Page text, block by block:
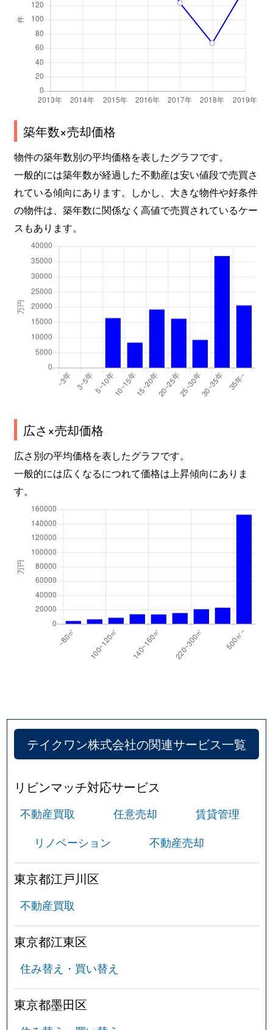
築年数×売却価格
物件の築年数別の平均価格を表したグラフです。
一般的には築年数が経過した不動産は安い値段で売買さ
れている傾向にあります。しかし、大きな物件や好条件
の物件は、築年数に関係なく高値で売買されているケー
スもあります。
広さ×売却価格
広さ別の平均価格を表したグラフです。
一般的には広くなるにつれて価格は上昇傾向にありま
す。
テイクワン株式会社の関連サービス一覧
リビンマッチ対応サービス
不動産買取 任意売却
賃貸管理
リノベーション
不動産売却
東京都江戸川区
不動産買取
東京都江東区
住み替え・買い替え
東京都墨田区